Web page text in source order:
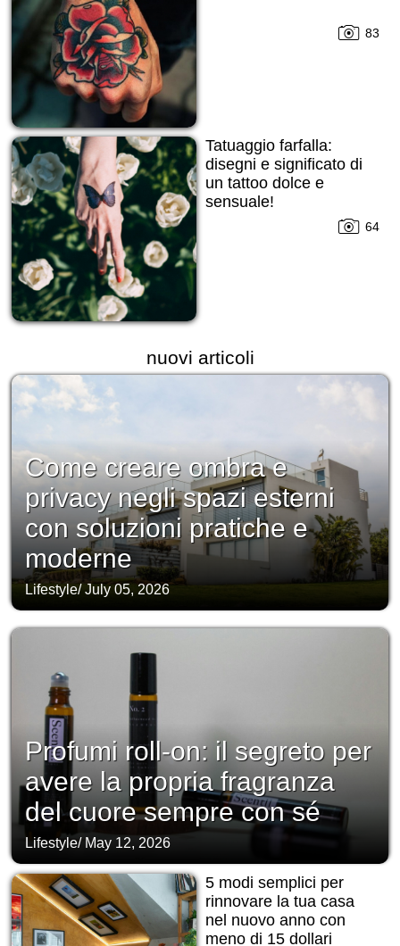
83
Tatuaggio farfalla:
disegni e significato di
un tattoo dolce e
sensuale!
64
nuovi articoli
Come creare ombra e
privacy negli spazi esterni
con soluzioni pratiche e
moderne
Lifestyle/July 05, 2026
Profumi roll-on: il segreto per
avere la propria fragranza
del cuore sempre con sé
Lifestyle/ May 12, 2026
5 modi semplici per
rinnovare la tua casa
nel nuovo anno con
meno di 15 dollari